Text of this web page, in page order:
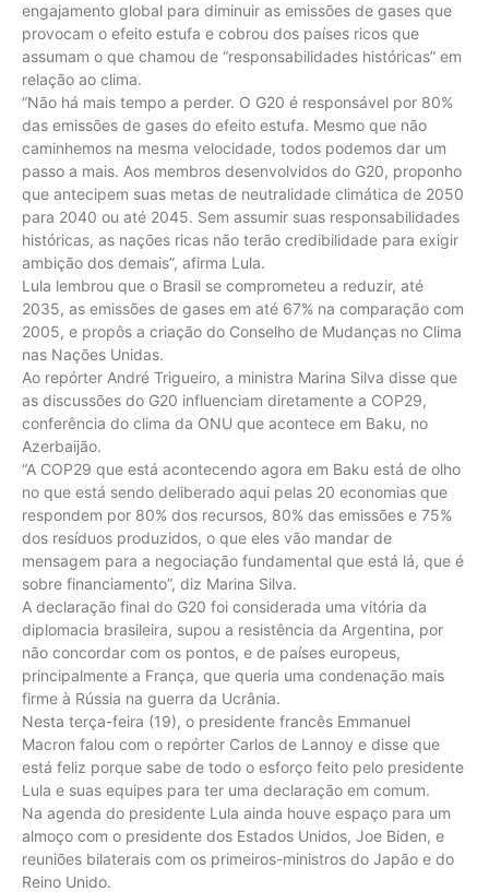
engajamento global para diminuir as emissões de gases que
provocam o efeito estufa e cobrou dos países ricos que
assumam o que chamou de “responsabilidades históricas” em
relação ao clima.
“Não há mais tempo a perder. O G20 é responsável por 80%
das emissões de gases do efeito estufa. Mesmo que não
caminhemos na mesma velocidade, todos podemos dar um
passo a mais. Aos membros desenvolvidos do G20, proponho
que antecipem suas metas de neutralidade climática de 2050
para 2040 ou até 2045. Sem assumir suas responsabilidades
históricas, as nações ricas não terão credibilidade para exigir
ambição dos demais”, afirma Lula.
Lula lembrou que o Brasil se comprometeu a reduzir, até
2035, as emissões de gases em até 67% na comparação com
2005, e propôs a criação do Conselho de Mudanças no Clima
nas Nações Unidas.
Ao repórter André Trigueiro, a ministra Marina Silva disse que
as discussões do G20 influenciam diretamente a COP29,
conferência do clima da ONU que acontece em Baku, no
Azerbaijão.
“A COP29 que está acontecendo agora em Baku está de olho
no que está sendo deliberado aqui pelas 20 economias que
respondem por 80% dos recursos, 80% das emissões e 75%
dos resíduos produzidos, o que eles vão mandar de
mensagem para a negociação fundamental que está lá, que é
sobre financiamento”, diz Marina Silva.
A declaração final do G20 foi considerada uma vitória da
diplomacia brasileira, supou a resistência da Argentina, por
não concordar com os pontos, e de países europeus,
principalmente a França, que queria uma condenação mais
firme à Rússia na guerra da Ucrânia.
Nesta terça-feira (19), o presidente francês Emmanuel
Macron falou com o repórter Carlos de Lannoy e disse que
está feliz porque sabe de todo o esforço feito pelo presidente
Lula e suas equipes para ter uma declaração em comum.
Na agenda do presidente Lula ainda houve espaço para um
almoço com o presidente dos Estados Unidos, Joe Biden, e
reuniões bilaterais com os primeiros-ministros do Japão e do
Reino Unido.